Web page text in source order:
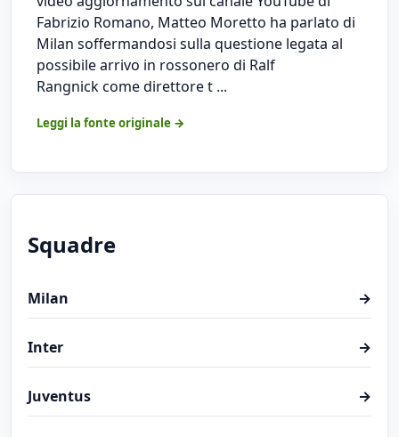
Fabrizio Romano, Matteo Moretto ha parlato di
Milan soffermandosi sulla questione legata al
possibile arrivo in rossonero di Ralf
Rangnick come direttore t ...
Leggi la fonte originale →
Squadre
Milan →
Inter →
Juventus →